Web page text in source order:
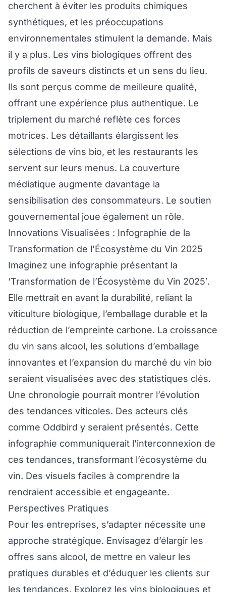
cherchent à éviter les produits chimiques
synthétiques, et les préoccupations
environnementales stimulent la demande. Mais
il y a plus. Les vins biologiques offrent des
profils de saveurs distincts et un sens du lieu.
Ils sont perçus comme de meilleure qualité,
offrant une expérience plus authentique. Le
triplement du marché reflète ces forces
motrices. Les détaillants élargissent les
sélections de vins bio, et les restaurants les
servent sur leurs menus. La couverture
médiatique augmente davantage la
sensibilisation des consommateurs. Le soutien
gouvernemental joue également un rôle.
Innovations Visualisées : Infographie de la
Transformation de l’Écosystème du Vin 2025
Imaginez une infographie présentant la
‘Transformation de l’Écosystème du Vin 2025′.
Elle mettrait en avant la durabilité, reliant la
viticulture biologique, l’emballage durable et la
réduction de l’empreinte carbone. La croissance
du vin sans alcool, les solutions d’emballage
innovantes et l’expansion du marché du vin bio
seraient visualisées avec des statistiques clés.
Une chronologie pourrait montrer l’évolution
des tendances viticoles. Des acteurs clés
comme Oddbird y seraient présentés. Cette
infographie communiquerait l’interconnexion de
ces tendances, transformant l’écosystème du
vin. Des visuels faciles à comprendre la
rendraient accessible et engageante.
Perspectives Pratiques
Pour les entreprises, s’adapter nécessite une
approche stratégique. Envisagez d’élargir les
offres sans alcool, de mettre en valeur les
pratiques durables et d’éduquer les clients sur
les tendances. Explorez les vins biologiques et